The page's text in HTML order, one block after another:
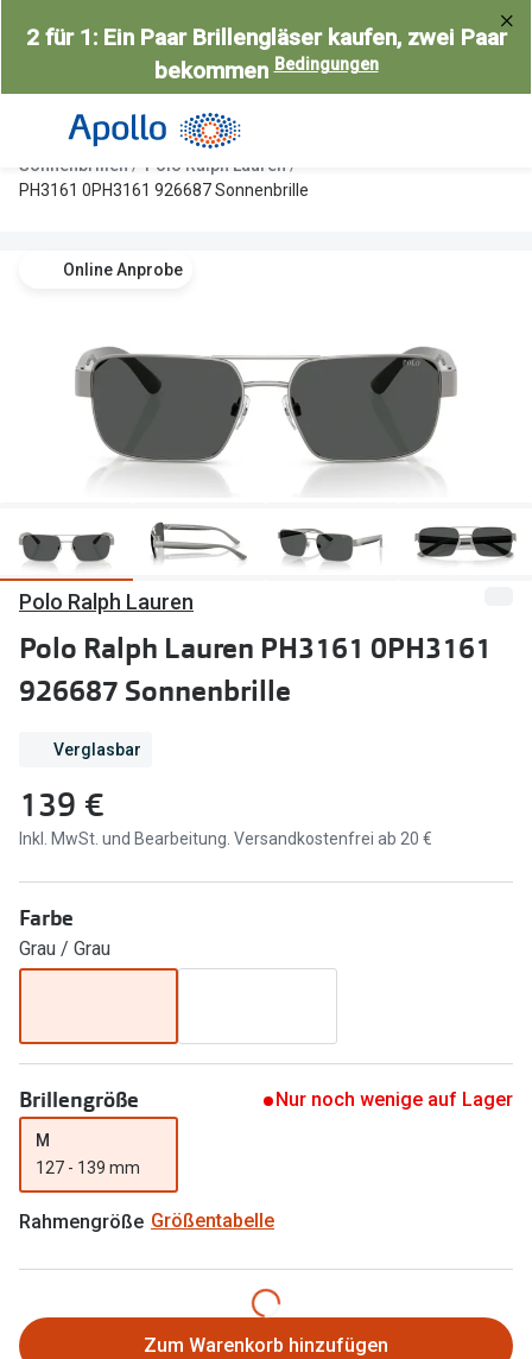
zum2 für 1: Ein Paar Brillengläser kaufen, zwei Paar
bekommen Bedingungen
Alle Brillen
Damen
Herren
Gleitsicht
Selbsttönende Brillen
Lesebrillen
Weitere Kategorien
Brillen Sale
Marken
Ray-Ban
DbyD
Prada
Seen
Miu Miu
alle Marken
Ratgeber
Gleitsicht Ratgeber
Alle Brillen Ratgeber
Angebote
Brillen 2 für 1
20% auf selbsttönende Gläser
Back to School: 50% auf die zweite Kinderbrille
Nuance Audio Brille
Ray-Ban
Oakley
Zubehör
Sonnenbrillen
Polo Ralph Lauren
PH3161 0PH3161 926687 Sonnenbrille
Online Anprobe
Polo Ralph Lauren
Polo Ralph Lauren PH3161 0PH3161
926687 Sonnenbrille
Verglasbar
139 €
Inkl. MwSt. und Bearbeitung. Versandkostenfrei ab 20 €
Farbe
Grau / Grau
Brillengröße Nur noch wenige auf Lager
M
127 - 139 mm
Rahmengröße Größentabelle
Zum Warenkorb hinzufügen